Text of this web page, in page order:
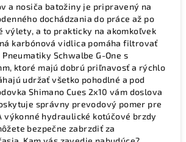
a nosiča batožiny je pripravený na
dochádzania do práce až po
výlety, a to prakticky na akomkoľvek
karbónová vidlica pomáha filtrovať
Schwalbe G-One s
ktoré majú dobrú priľnavosť a rýchlo
udržať všetko pohodlné a pod
Shimano Cues 2x10 vám doslova
správny prevodový pomer pre
výkonné hydraulické kotúčové brzdy
bezpečne zabrzdiť za